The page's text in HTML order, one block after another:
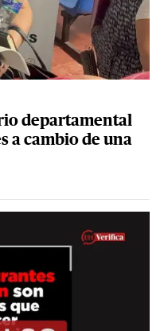
departamental
a cambio de una